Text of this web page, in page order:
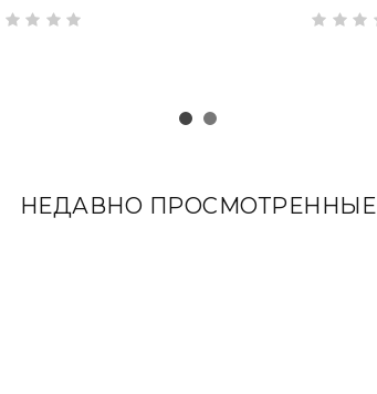
НЕДАВНО ПРОСМОТРЕННЫЕ